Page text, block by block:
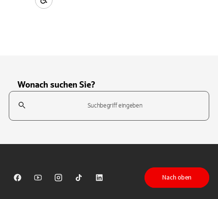
Wonach suchen Sie?
Suchfeld
Sparkasse auf Facebook
Sparkasse auf Youtube
Sparkasse auf Instagram
Sparkasse auf TikTok
Sparkasse auf LinkedIn
Nach oben